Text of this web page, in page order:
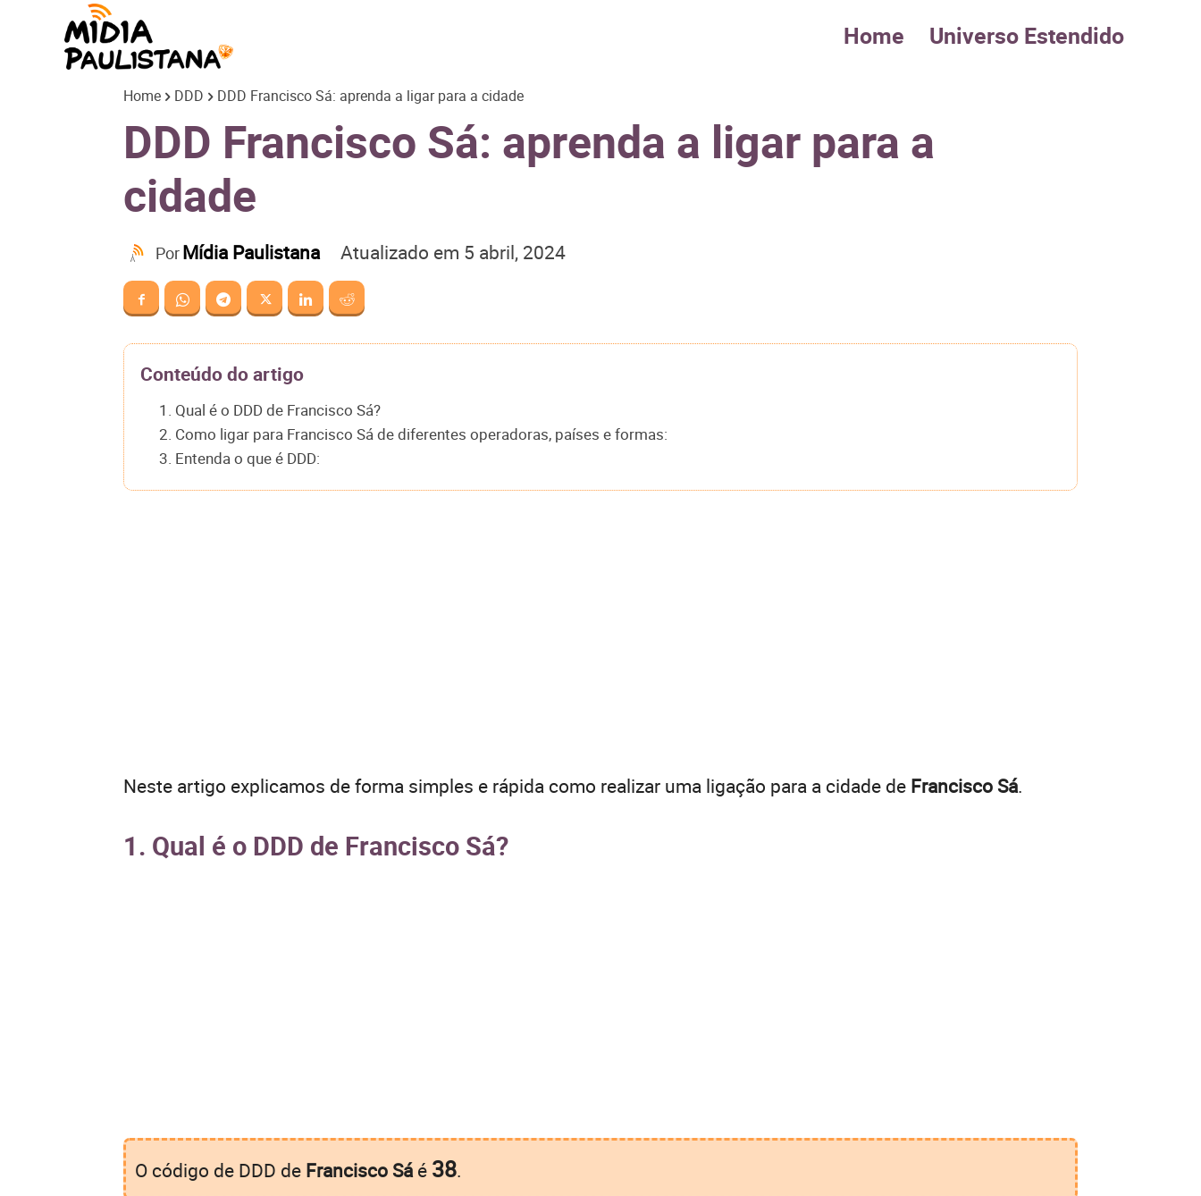
Paulistana
Home Universo Estendido
Home DDD DDD Francisco Sá: aprenda a ligar para a cidade
DDD Francisco Sá: aprenda a ligar para a
cidade
PorMídia Paulistana Atualizado em 5 abril, 2024
Conteúdo do artigo
1. Qual é o DDD de Francisco Sá?
2. Como ligar para Francisco Sá de diferentes operadoras, países e formas:
3. Entenda o que é DDD:
Neste artigo explicamos de forma simples e rápida como realizar uma ligação para a cidade de Francisco Sá.
1. Qual é o DDD de Francisco Sá?
O código de DDD de Francisco Sáé 38.